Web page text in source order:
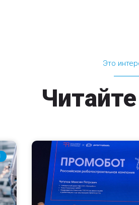
Это